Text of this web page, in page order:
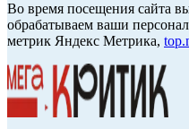
Во время посещения сайта
обрабатываем ваши
метрик Яндекс Метрика,